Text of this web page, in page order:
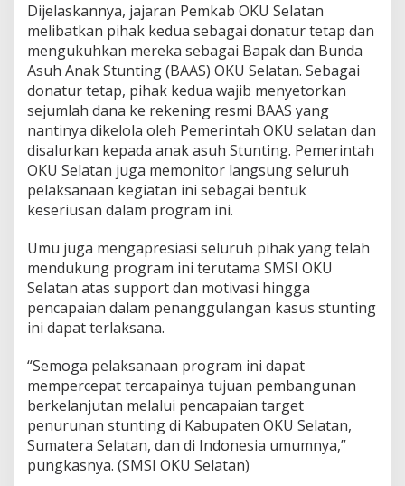
Dijelaskannya, jajaran Pemkab OKU Selatan
melibatkan pihak kedua sebagai donatur tetap dan
mengukuhkan mereka sebagai Bapak dan Bunda
Asuh Anak Stunting (BAAS) OKU Selatan. Sebagai
donatur tetap, pihak kedua wajib menyetorkan
sejumlah dana ke rekening resmi BAAS yang
nantinya dikelola oleh Pemerintah OKU selatan dan
disalurkan kepada anak asuh Stunting. Pemerintah
OKU Selatan juga memonitor langsung seluruh
pelaksanaan kegiatan ini sebagai bentuk
keseriusan dalam program ini.
Umu juga mengapresiasi seluruh pihak yang telah
mendukung program ini terutama SMSI OKU
Selatan atas support dan motivasi hingga
pencapaian dalam penanggulangan kasus stunting
ini dapat terlaksana.
“Semoga pelaksanaan program ini dapat
mempercepat tercapainya tujuan pembangunan
berkelanjutan melalui pencapaian target
penurunan stunting di Kabupaten OKU Selatan,
Sumatera Selatan, dan di Indonesia umumnya,”
pungkasnya. (SMSI OKU Selatan)